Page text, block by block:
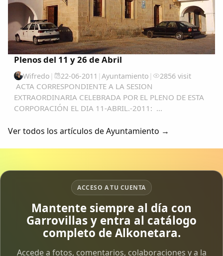
Plenos del 11 y 26 de Abril
Wifredo | 22-06-2011 | Ayuntamiento | 2856 visit
ACTA CORRESPONDIENTE A LA SESION
EXTRAORDINARIA CELEBRADA POR EL PLENO DE ESTA
CORPORACIÓN EL DIA 11-ABRIL.-2011: ...
Ver todos los artículos de Ayuntamiento →
ACCESO A TU CUENTA
Mantente siempre al día con
Garrovillas y entra al catálogo
completo de Alkonetara.
Accede a fotos, comentarios, colaboraciones y a la